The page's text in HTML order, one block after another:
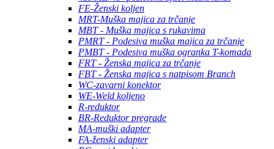
FE-Ženski koljen
MRT-Muška majica za trčanje
MBT - Muška majica s rukavima
PMRT - Podesiva muška majica za trčanje
PMBT - Podesiva muška ogranka T-komada
FRT - Ženska majica za trčanje
FBT - Ženska majica s natpisom Branch
WC-zavarni konektor
WE-Weld koljeno
R-reduktor
BR-Reduktor pregrade
MA-muški adapter
FA-ženski adapter